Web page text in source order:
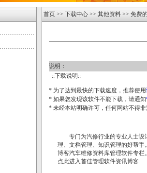
首页 >> 下载中心 >> 其他资料 >> 免费
说明：
::下载说明::
* 为了达到最快的下载速度，推荐使用
* 如果您发现该软件不能下载，请通知
* 未经本站明确许可，任何网站不得
专门为汽修行业的专业人士设
理、文档管理、知识管理的好帮
博客汽车维修资料库管理软件专栏
点此进入首佳管理软件资讯博客